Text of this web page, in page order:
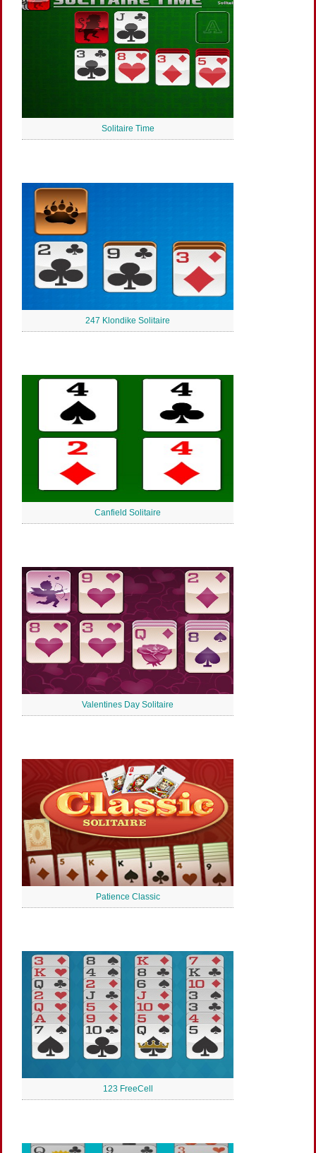
Solitaire Time
247 Klondike Solitaire
Canfield Solitaire
Valentines Day Solitaire
Patience Classic
123 FreeCell